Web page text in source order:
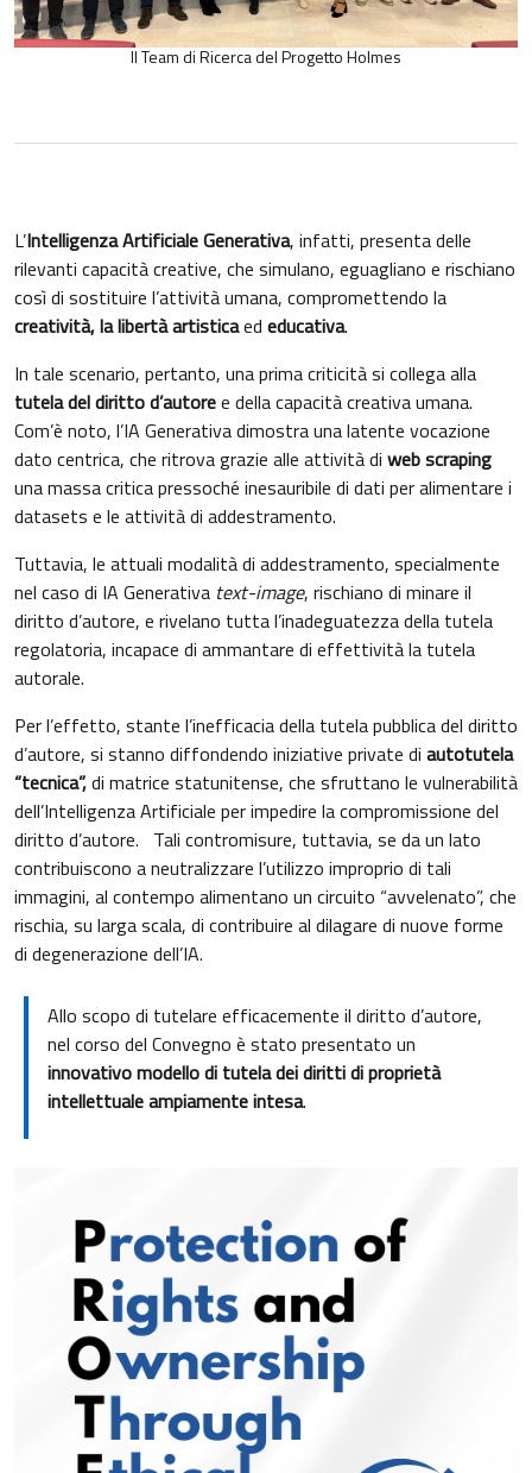
Il Team di Ricerca del Progetto Holmes
L’Intelligenza Artificiale Generativa, infatti, presenta delle
rilevanti capacità creative, che simulano, eguagliano e rischiano
così di sostituire l’attività umana, compromettendo la
creatività, la libertà artisticaed educativa.
In tale scenario, pertanto, una prima criticità si collega alla
tutela del diritto d’autoree della capacità creativa umana.
Com’è noto, l’IA Generativa dimostra una latente vocazione
dato centrica, che ritrova grazie alle attività di web scraping
una massa critica pressoché inesauribile di dati per alimentare i
datasets e le attività di addestramento.
Tuttavia, le attuali modalità di addestramento, specialmente
nel caso di IA Generativa text-image, rischiano di minare il
diritto d’autore, e rivelano tutta l’inadeguatezza della tutela
regolatoria, incapace di ammantare di effettività la tutela
autorale.
Per l’effetto, stante l’inefficacia della tutela pubblica del diritto
d’autore, si stanno diffondendo iniziative private di autotutela
“tecnica”,di matrice statunitense, che sfruttano le vulnerabilità
dell’Intelligenza Artificiale per impedire la compromissione del
diritto d’autore. Tali contromisure, tuttavia, se da un lato
contribuiscono a neutralizzare l’utilizzo improprio di tali
immagini, al contempo alimentano un circuito “avvelenato”, che
rischia, su larga scala, di contribuire al dilagare di nuove forme
di degenerazione dell’IA.
Allo scopo di tutelare efficacemente il diritto d’autore,
nel corso del Convegno è stato presentato un
innovativo modello di tutela dei diritti di proprietà
intellettuale ampiamente intesa.